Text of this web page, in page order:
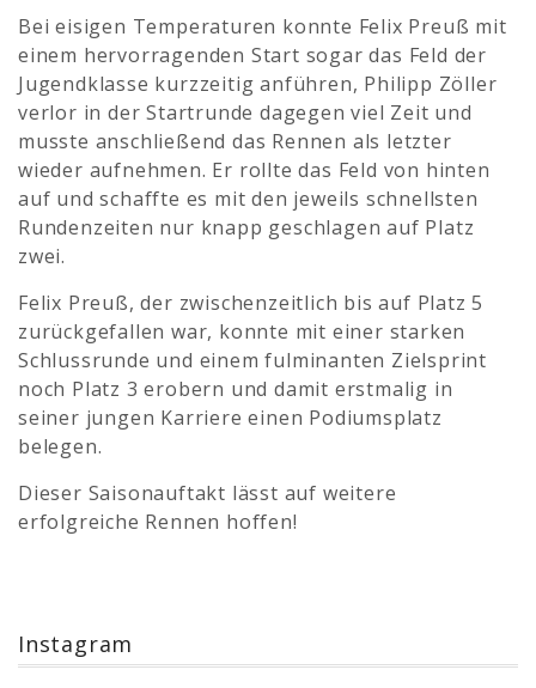
Bei eisigen Temperaturen konnte Felix Preuß mit
einem hervorragenden Start sogar das Feld der
Jugendklasse kurzzeitig anführen, Philipp Zöller
verlor in der Startrunde dagegen viel Zeit und
musste anschließend das Rennen als letzter
wieder aufnehmen. Er rollte das Feld von hinten
auf und schaffte es mit den jeweils schnellsten
Rundenzeiten nur knapp geschlagen auf Platz
zwei.
Felix Preuß, der zwischenzeitlich bis auf Platz 5
zurückgefallen war, konnte mit einer starken
Schlussrunde und einem fulminanten Zielsprint
noch Platz 3 erobern und damit erstmalig in
seiner jungen Karriere einen Podiumsplatz
belegen.
Dieser Saisonauftakt lässt auf weitere
erfolgreiche Rennen hoffen!
Instagram